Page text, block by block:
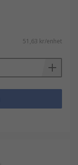
51,63 kr/enhet